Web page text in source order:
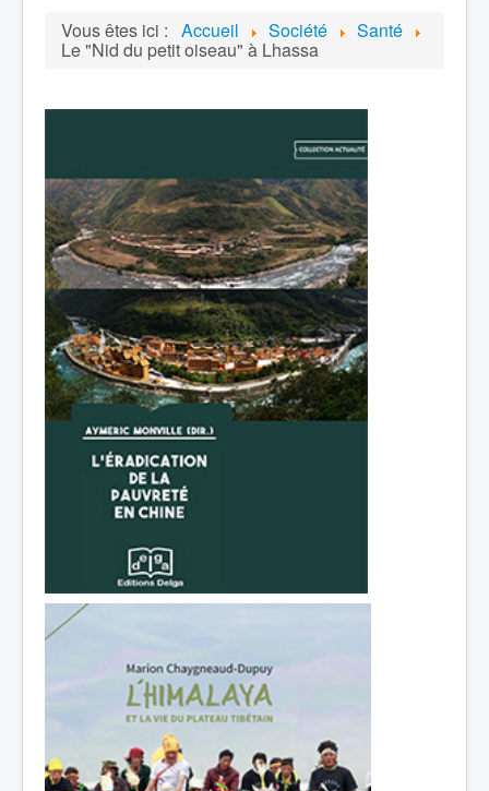
Vous êtes ici : Accueil Société Santé
Le "Nid du petit oiseau" à Lhassa